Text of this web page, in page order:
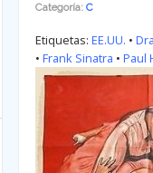
Categoría: C
Etiquetas: EE.UU. •
• Frank Sinatra • Paul